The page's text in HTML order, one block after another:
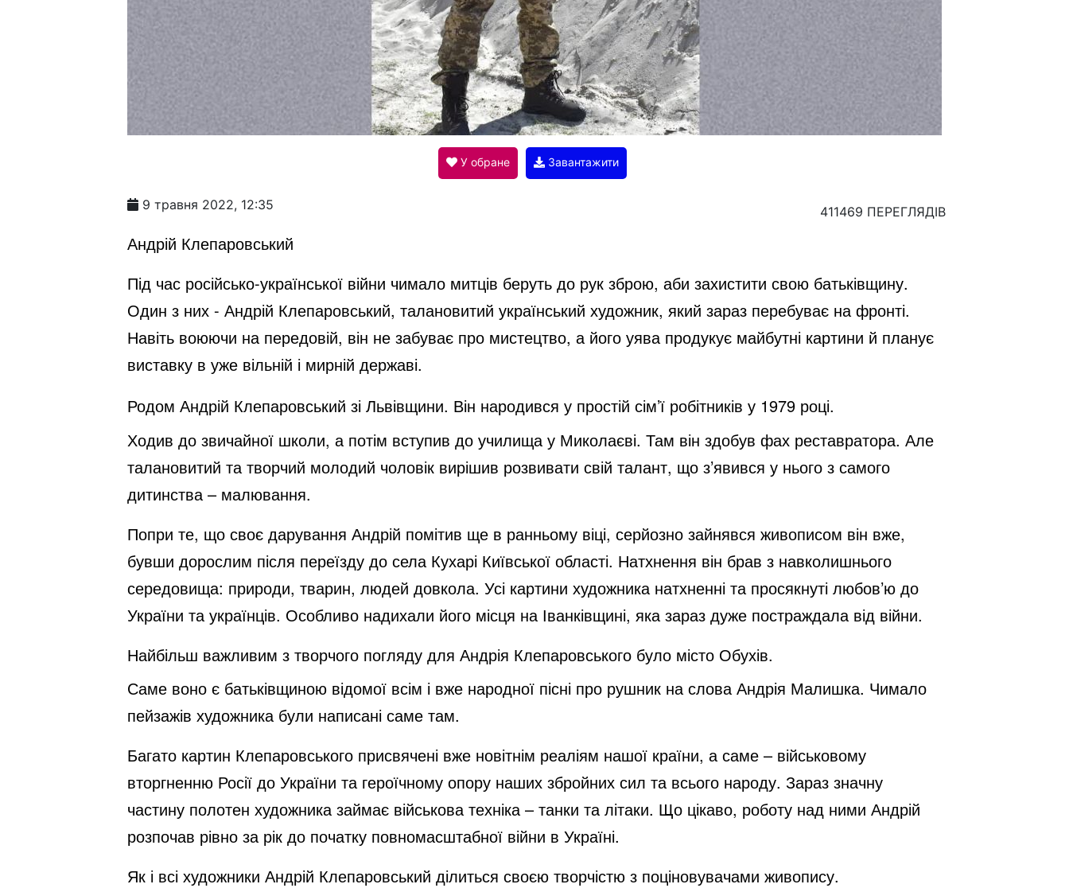
a
y
V
d
e
У обране Завантажити
9 травня 2022, 12:35 411469 ПЕРЕГЛЯДІВ
Андрій Клепаровський
Під час російсько-української війни чимало митців беруть до рук зброю, аби захистити свою батьківщину.
Один з них - Андрій Клепаровський, талановитий український художник, який зараз перебуває на фронті.
Навіть воюючи на передовій, він не забуває про мистецтво, а його уява продукує майбутні картини й планує
виставку в уже вільній і мирній державі.
Родом Андрій Клепаровський зі Львівщини. Він народився у простій сім’ї робітників у 1979 році.
Ходив до звичайної школи, а потім вступив до училища у Миколаєві. Там він здобув фах реставратора. Але
талановитий та творчий молодий чоловік вирішив розвивати свій талант, що з’явився у нього з самого
дитинства – малювання.
Попри те, що своє дарування Андрій помітив ще в ранньому віці, серйозно зайнявся живописом він вже,
бувши дорослим після переїзду до села Кухарі Київської області. Натхнення він брав з навколишнього
середовища: природи, тварин, людей довкола. Усі картини художника натхненні та просякнуті любов’ю до
України та українців. Особливо надихали його місця на Іванківщині, яка зараз дуже постраждала від війни.
Найбільш важливим з творчого погляду для Андрія Клепаровського було місто Обухів.
Саме воно є батьківщиною відомої всім і вже народної пісні про рушник на слова Андрія Малишка. Чимало
пейзажів художника були написані саме там.
Багато картин Клепаровського присвячені вже новітнім реаліям нашої країни, а саме – військовому
вторгненню Росії до України та героїчному опору наших збройних сил та всього народу. Зараз значну
частину полотен художника займає військова техніка – танки та літаки. Що цікаво, роботу над ними Андрій
розпочав рівно за рік до початку повномасштабної війни в Україні.
Як і всі художники Андрій Клепаровський ділиться своєю творчістю з поціновувачами живопису.